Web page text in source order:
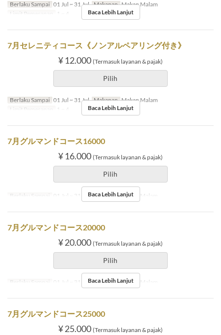
Berlaku Sampai 01 Jul ~ 31 Jul Makanan Makan Malam
Limit Pemesanan
1 ~ 4 Baca Lebih Lanjut
7月セレニティコース《ノンアルペアリング付き》
¥ 12.000 (Termasuk layanan & pajak)
Pilih
Berlaku Sampai 01 Jul ~ 31 Jul Makanan Makan Malam
Limit Pemesanan
1 ~ 4 Baca Lebih Lanjut
7月グルマンドコース16000
¥ 16.000 (Termasuk layanan & pajak)
Pilih
Berlaku Sampai 01 Jul ~ 31 Jul Makanan Makan Malam
Baca Lebih Lanjut
7月グルマンドコース20000
¥ 20.000 (Termasuk layanan & pajak)
Pilih
Berlaku Sampai 01 Jul ~ 31 Jul Makanan Makan Malam
Baca Lebih Lanjut
7月グルマンドコース25000
¥ 25.000 (Termasuk layanan & pajak)